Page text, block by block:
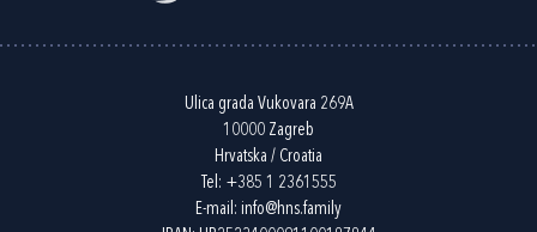
Ulica grada Vukovara 269A
10000 Zagreb
Hrvatska / Croatia
Tel: +385 1 2361555
E-mail: info@hns.family